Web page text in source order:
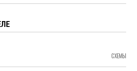
СХЕМЫ